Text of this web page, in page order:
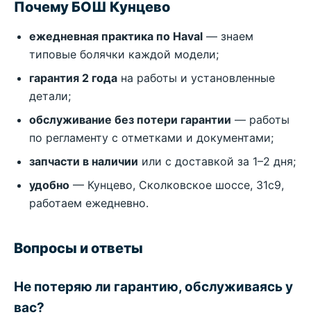
Почему БОШ Кунцево
ежедневная практика по Haval — знаем
типовые болячки каждой модели;
гарантия 2 года на работы и установленные
детали;
обслуживание без потери гарантии — работы
по регламенту с отметками и документами;
запчасти в наличии или с доставкой за 1–2 дня;
удобно — Кунцево, Сколковское шоссе, 31с9,
работаем ежедневно.
Вопросы и ответы
Не потеряю ли гарантию, обслуживаясь у
вас?